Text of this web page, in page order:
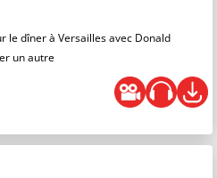
le dîner à Versailles avec Donald
un autre